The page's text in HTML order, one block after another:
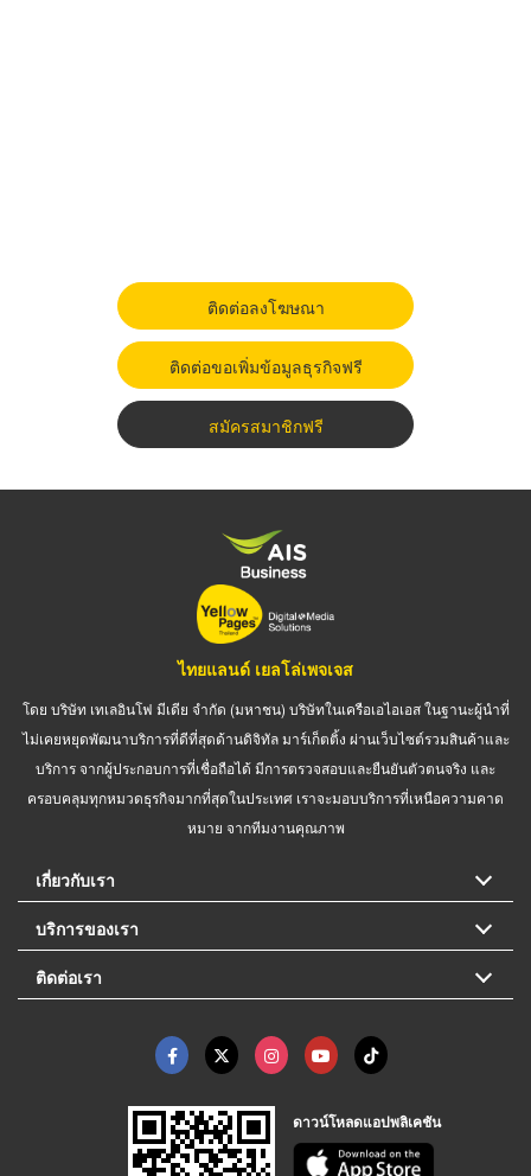
ติดต่อลงโฆษณา
ติดต่อขอเพิ่มข้อมูลธุรกิจฟรี
สมัครสมาชิกฟรี
ไทยแลนด์ เยลโล่เพจเจส
โดย บริษัท เทเลอินโฟ มีเดีย จำกัด (มหาชน) บริษัทในเครือเอไอเอส ในฐานะผู้นำที่
ไม่เคยหยุดพัฒนาบริการที่ดีที่สุดด้านดิจิทัล มาร์เก็ตติ้ง ผ่านเว็บไซต์รวมสินค้าและ
บริการ จากผู้ประกอบการที่เชื่อถือได้ มีการตรวจสอบและยืนยันตัวตนจริง และ
ครอบคลุมทุกหมวดธุรกิจมากที่สุดในประเทศ เราจะมอบบริการที่เหนือความคาด
หมาย จากทีมงานคุณภาพ
เกี่ยวกับเรา
บริการของเรา
ติดต่อเรา
ดาวน์โหลดแอปพลิเคชัน